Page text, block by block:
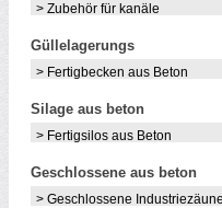
> Zubehör für kanäle
Güllelagerungs
> Fertigbecken aus Beton
Silage aus beton
> Fertigsilos aus Beton
Geschlossene aus beton
> Geschlossene Industriezäune